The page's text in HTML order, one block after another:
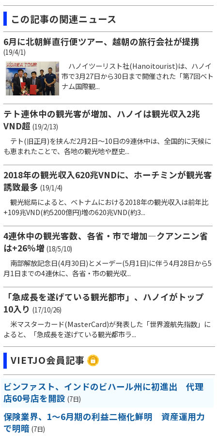
この記事の関連ニュース
6月に北朝鮮直行便ツアー、越朝の旅行会社が提携
(19/4/1)
ハノイツーリスト社(Hanoitourist)は、ハノイ
市で3月27日から30日まで開催された「第7回ベト
ナム国際観...
テト連休中の観光客が増加、ハノイは観光収入2兆
VND超 (19/2/13)
テト(旧正月)を挟んだ2月2日～10日の9連休中は、全国的に天候に
も恵まれたことで、各地の観光地や歴史...
2018年の観光収入620兆VNDに、ホーチミンが観光客
誘致最多 (19/1/4)
観光総局によると、ベトナムにおける2018年の観光収入は前年比
+109兆VND(約5200億円)増の620兆VND(約3...
4連休中の観光客数、各省・市で増加―クアンニン省
は+26％増 (18/5/10)
南部解放記念日(4月30日)とメーデー(5月1日)に伴う4月28日から5
月1日までの4連休に、各省・市の観光収...
「急成長を遂げている観光都市」、ハノイがトップ
10入り (17/10/26)
米マスターカード(MasterCard)が発表した「世界渡航先指数」に
よると、「急成長を遂げている観光都市ラ...
VIETJO会員記事
ビンファスト、インドのビハール州に初進出 代理
店60号店を開設 (7日)
保険業界、1～6月期の利益二極化鮮明 資産運用力
で明暗 (7日)